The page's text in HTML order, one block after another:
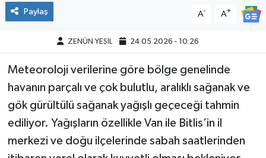
Paylaş A- A+
ZENÜN YEŞİL 24.05.2026 - 10:26
Meteoroloji verilerine göre bölge genelinde
havanın parçalı ve çok bulutlu, aralıklı sağanak ve
gök gürültülü sağanak yağışlı geçeceği tahmin
ediliyor. Yağışların özellikle Van ile Bitlis’in il
merkezi ve doğu ilçelerinde sabah saatlerinden